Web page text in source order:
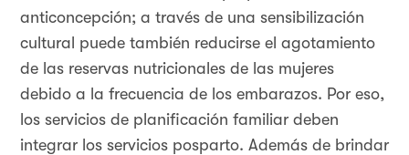
anticoncepción; a través de una sensibilización
cultural puede también reducirse el agotamiento
de las reservas nutricionales de las mujeres
debido a la frecuencia de los embarazos. Por eso,
los servicios de planificación familiar deben
integrar los servicios posparto. Además de brindar